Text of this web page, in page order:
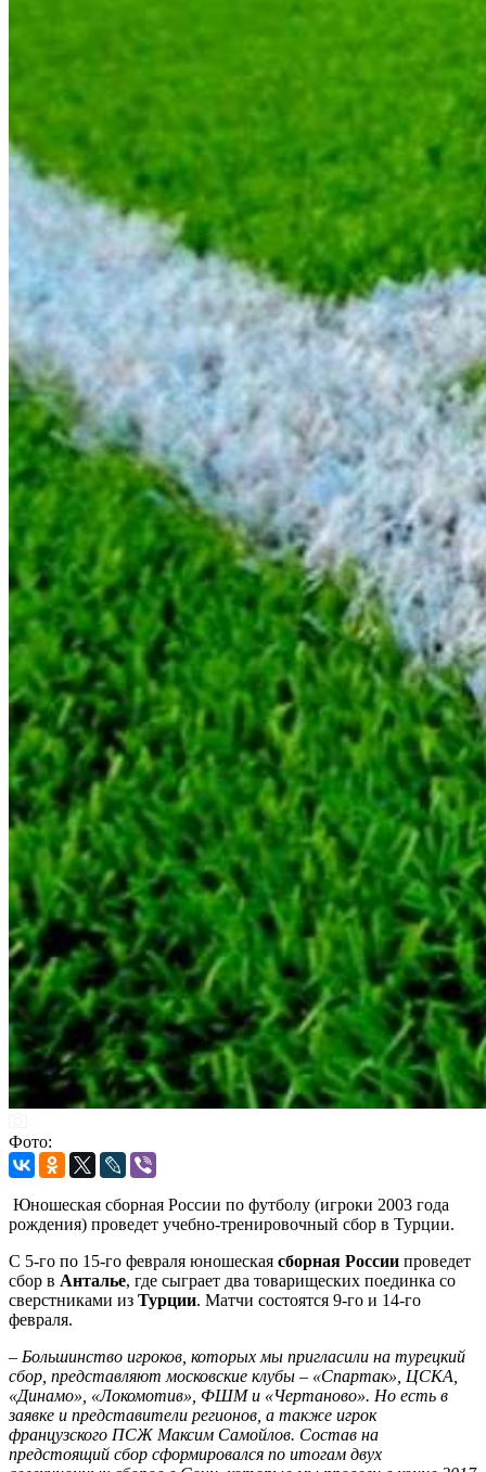
Фото:
Юношеская сборная России по футболу (игроки 2003 года
рождения) проведет учебно-тренировочный сбор в Турции.
С 5-го по 15-го февраля юношеская сборная России проведет
сбор в Анталье, где сыграет два товарищеских поединка со
сверстниками из Турции. Матчи состоятся 9-го и 14-го
февраля.
– Большинство игроков, которых мы пригласили на турецкий
сбор, представляют московские клубы – «Спартак», ЦСКА,
«Динамо», «Локомотив», ФШМ и «Чертаново». Но есть в
заявке и представители регионов, а также игрок
французского ПСЖ Максим Самойлов. Состав на
предстоящий сбор сформировался по итогам двух